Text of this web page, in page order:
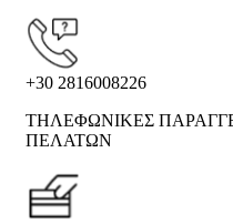
+30 2816008226
ΤΗΛΕΦΩΝΙΚΕΣ
ΠΕΛΑΤΩΝ